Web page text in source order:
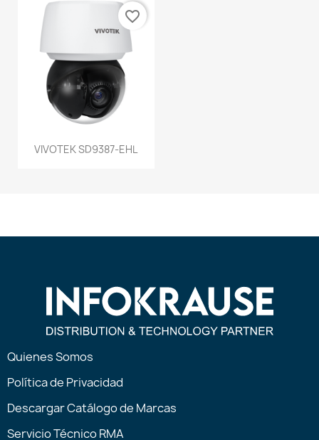
VIVOTEK SD9387-EHL
favorite_border
Quienes Somos
Política de Privacidad
Descargar Catálogo de Marcas
Servicio Técnico RMA